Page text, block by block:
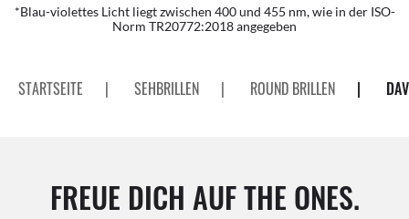
*Blau-violettes Licht liegt zwischen 400 und 455 nm, wie in der ISO-
Norm TR20772:2018 angegeben
STARTSEITE | SEHBRILLEN | ROUND BRILLEN |
FREUE DICH AUF THE ONES.